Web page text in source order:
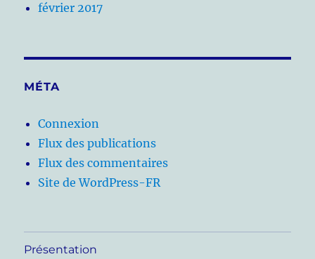
février 2017
MÉTA
Connexion
Flux des publications
Flux des commentaires
Site de WordPress-FR
Présentation